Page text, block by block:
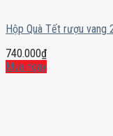
Hộp Quà Tết rượu vang
740.000₫
Mua ngay